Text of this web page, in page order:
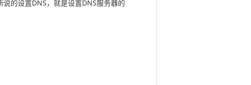
的设置DNS，就是设置DNS服务器的